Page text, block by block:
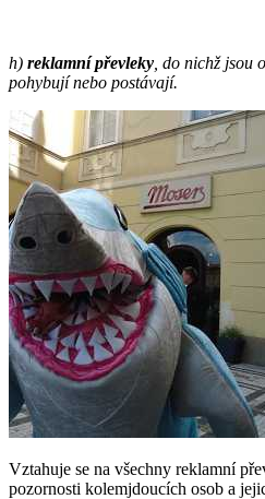
h) reklamní převleky , do nichž jsou
pohybují nebo postávají.
Vztahuje se na všechny reklamní
pozornosti kolemjdoucích osob a